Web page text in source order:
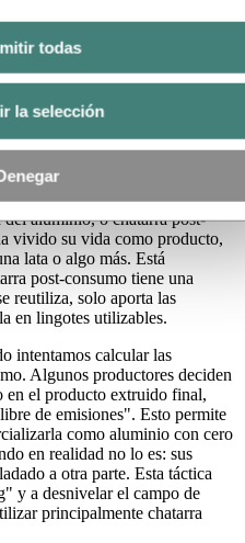
todas
la selección
certificaciones y
estandarizados, pero la
de acuerdo sobre cómo
de aluminio reciclada. Esta
distorsionando
verdaderamente más
de transparencia y a
se puede clasificar en dos
la chatarra producida durante el
aluminio, o chatarra post-
vivido su vida como producto,
lata o algo más. Está
post-consumo tiene una
reutiliza, solo aporta las
en lingotes utilizables.
intentamos calcular las
Algunos productores deciden
en el producto extruido final,
de emisiones". Esto permite
como aluminio con cero
en realidad no lo es: sus
a otra parte. Esta táctica
y a desnivelar el campo de
principalmente chatarra